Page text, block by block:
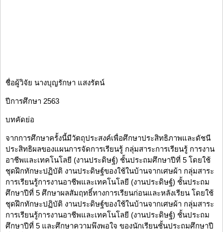
ชื่อผู้วิจัย นางบุญรักษา แสงรัตน์
ปีการศึกษา 2563
บทคัดย่อ
จากการศึกษาครั้งนี้มีวัตถุประสงค์เพื่อศึกษาประสิทธิภาพและดัชนี
ประสิทธิผลของแผนการจัดการเรียนรู้ กลุ่มสาระการเรียนรู้ การงาน
อาชีพและเทคโนโลยี (งานประดิษฐ์) ชั้นประถมศึกษาปีที่ 5 โดยใช้
ชุดฝึกทักษะปฏิบัติ งานประดิษฐ์ของใช้ในบ้านจากเศษผ้า กลุ่มสาระ
การเรียนรู้การงานอาชีพและเทคโนโลยี (งานประดิษฐ์) ชั้นประถม
ศึกษาปีที่ 5 ศึกษาผลสัมฤทธิ์ทางการเรียนก่อนและหลังเรียน โดยใช้
ชุดฝึกทักษะปฏิบัติ งานประดิษฐ์ของใช้ในบ้านจากเศษผ้า กลุ่มสาระ
การเรียนรู้การงานอาชีพและเทคโนโลยี (งานประดิษฐ์) ชั้นประถม
ศึกษาปีที่ 5 และศึกษาความพึงพอใจ ของนักเรียนชั้นประถมศึกษาปี